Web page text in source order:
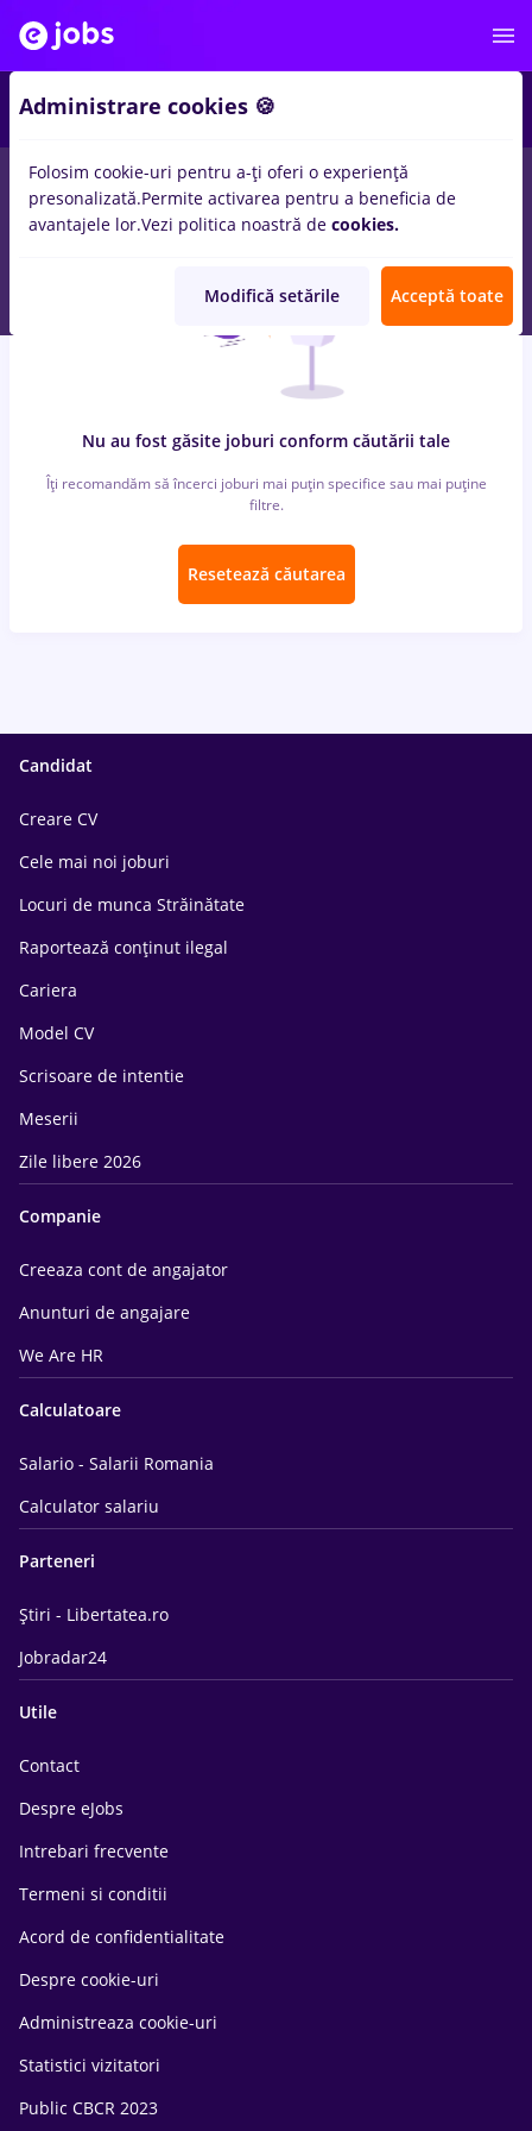
locuri de muncaaltexin Medicina / Sanatate
Nu au fost găsite joburi conform căutării tale
Îți recomandăm să încerci joburi mai puțin specifice sau mai puține
filtre.
Resetează căutarea
Candidat
Creare CV
Cele mai noi joburi
Locuri de munca Străinătate
Raportează conținut ilegal
Cariera
Model CV
Scrisoare de intentie
Meserii
Zile libere 2026
Companie
Creeaza cont de angajator
Anunturi de angajare
We Are HR
Calculatoare
Salario - Salarii Romania
Calculator salariu
Parteneri
Știri - Libertatea.ro
Jobradar24
Utile
Contact
Despre eJobs
Intrebari frecvente
Termeni si conditii
Acord de confidentialitate
Despre cookie-uri
Administreaza cookie-uri
Statistici vizitatori
Public CBCR 2023
Administrare cookies 🍪
Folosim cookie-uri pentru a-ți oferi o experiență
presonalizată.Permite activarea pentru a beneficia de
avantajele lor.Vezi politica noastră de cookies.
Modifică setările Acceptă toate